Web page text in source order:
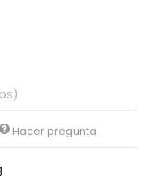
Hacer pregunta